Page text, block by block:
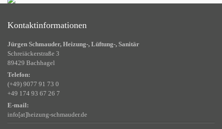
Kontaktinformationen
Jürgen Schmauder, Heizung-, Lüftung-, Sanitär
Schreiäckerstraße 3
89429 Bachhagel
Telefon:
(+49) 9077 91 73 0
+49 174 93 67 26 7
E-mail:
info[at]heizung-schmauder.de